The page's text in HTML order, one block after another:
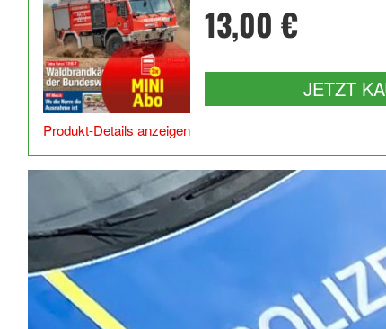
Produkt-Details anzeigen
13,00 €
JETZT